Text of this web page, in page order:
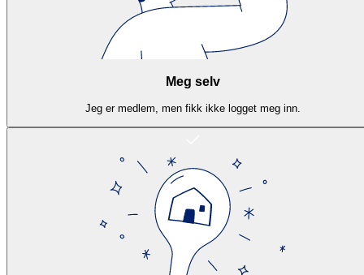
Meg selv
Jeg er medlem, men fikk ikke logget meg inn.